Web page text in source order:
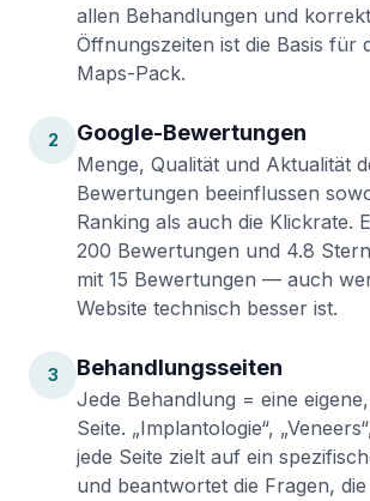
allen Behandlungen und
Öffnungszeiten ist die Basis für
Maps-Pack.
2 Google-Bewertungen
Menge, Qualität und Aktualität
Bewertungen beeinflussen
Ranking als auch die Klickrate.
200 Bewertungen und 4.8
mit 15 Bewertungen — auch
Website technisch besser ist.
3 Behandlungsseiten
Jede Behandlung = eine
Seite. „Implantologie“,
jede Seite zielt auf ein
und beantwortet die Fragen,